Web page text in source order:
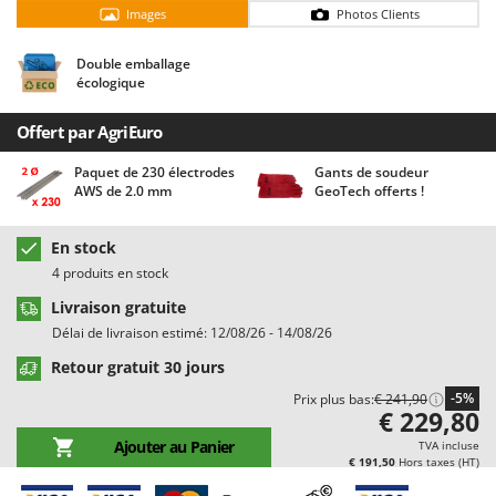
Chaudrons électriques pour polenta
Cisailles taille-haies manuelles
Climatiseurs
Compresseurs d'air électriques
Compresseurs pour la récolte des olives et la taille
Coupe-bordures - Trimmers
Coupe-branches
Couveuses à œufs
Cultivateurs Tiller à ressorts - Extirpateurs
D
Débroussailleuses
Découpeurs plasma
Barbieri
Benassi
Beper
Berkel
Bernardi
Besser Vacuum
Bestway
Beta tools
Black & Decker
Blue Bird
Bomet
Images Photos Clients
Double emballage
écologique
Offert par AgriEuro
Paquet de 230 électrodes
AWS de 2.0 mm
Gants de soudeur
GeoTech offerts !
En stock
4 produits en stock
Livraison gratuite
Délai de livraison estimé: 12/08/26 - 14/08/26
Retour gratuit 30 jours
Prix plus bas:€ 241,90 -5%
Ajouter au Panier
€ 229,80
TVA incluse
€ 191,50 Hors taxes (HT)